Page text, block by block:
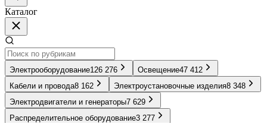
Каталог
Электрооборудование126 276 Освещение47 412
Кабели и провода8 162 Электроустановочные изделия8 348
Электродвигатели и генераторы7 629
Распределительное оборудование3 277